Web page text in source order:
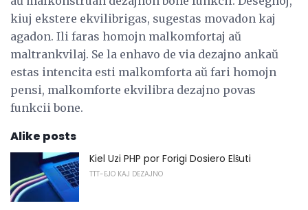
kiuj ekstere ekvilibrigas, sugestas movadon kaj
agadon. Ili faras homojn malkomfortaj aŭ
maltrankvilaj. Se la enhavo de via dezajno ankaŭ
estas intencita esti malkomforta aŭ fari homojn
pensi, malkomforte ekvilibra dezajno povas
funkcii bone.
Alike posts
Kiel Uzi PHP por Forigi Dosiero Elŝuti
TTT-EJO KAJ DEZAJNO